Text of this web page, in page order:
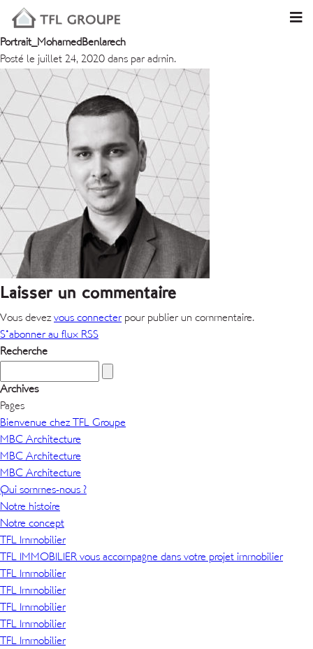
Portrait_MohamedBenlarech
Posté le juillet 24, 2020 dans par admin.
Laisser un commentaire
Vous devez vous connecterpour publier un commentaire.
S'abonner au flux RSS
Recherche
Archives
Pages
Bienvenue chez TFL Groupe
MBC Architecture
MBC Architecture
MBC Architecture
Qui sommes-nous ?
Notre histoire
Notre concept
TFL Immobilier
TFL IMMOBILIER vous accompagne dans votre projet immobilier
TFL Immobilier
TFL Immobilier
TFL Immobilier
TFL Immobilier
TFL Immobilier